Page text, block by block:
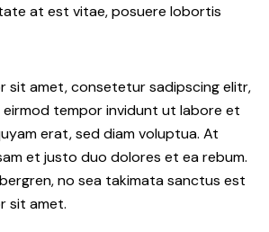
at est vitae, posuere lobortis
sit amet, consetetur sadipscing elitr,
eirmod tempor invidunt ut labore et
erat, sed diam voluptua. At
et justo duo dolores et ea rebum.
no sea takimata sanctus est
sit amet.